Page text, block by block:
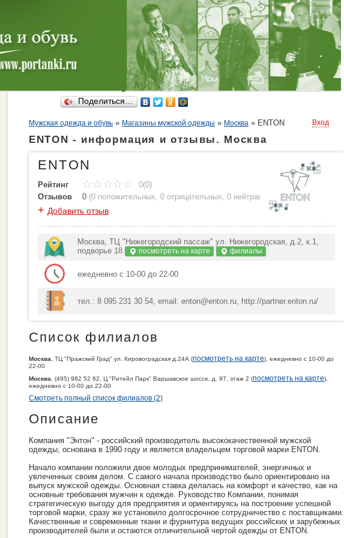
Поделиться…
Мужская одежда и обувь » Магазины мужской одежды » Москва » ENTON Вход
ENTON - информация и отзывы. Москва
ENTON
Рейтинг
0(0)
Отзывов
0 (0 положительных, 0 отрицательных, 0 нейтральных)
+ Добавить отзыв
Москва, ТЦ "Нижегородский пассаж" ул. Нижегородская, д.2, к.1,
подворье 18
посмотреть на карте филиалы
ежедневно с 10-00 до 22-00
тел.: 8 095 231 30 54, email: enton@enton.ru, http://partner.enton.ru/
Список филиалов
Москва, ТЦ "Пражский Град" ул. Кировоградская д.24А (посмотреть на карте), ежедневно с 10-00 до
22-00
Москва, (495) 982 52 62, Ц "Ритейл Парк" Варшавское шоссе, д. 97, этаж 2 (посмотреть на карте),
ежедневно с 10-00 до 22-00
Смотреть полный список филиалов (2)
Описание
Компания "Энтон" - российский производитель высококачественной мужской
одежды, основана в 1990 году и является владельцем торговой марки ENTON.
Начало компании положили двое молодых предпринимателей, энергичных и
увлеченных своим делом. С самого начала производство было ориентировано на
выпуск мужской одежды. Основная ставка делалась на комфорт и качество, как на
основные требования мужчин к одежде. Руководство Компании, понимая
стратегическую выгоду для предприятия и ориентируясь на построение успешной
торговой марки, сразу же установило долгосрочное сотрудничество с поставщиками.
Качественные и современные ткани и фурнитура ведущих российских и зарубежных
производителей были и остаются отличительной чертой одежды от ENTON.